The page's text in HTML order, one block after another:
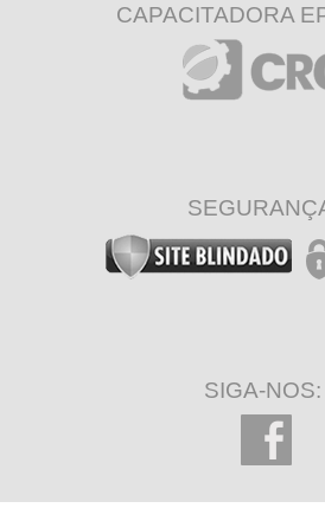
CAPACITADORA
SIGA-NOS: